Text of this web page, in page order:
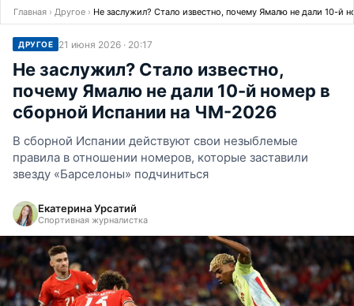
Главная › Другое › Не заслужил? Стало известно, почему Ямалю не дали 10-й
ДРУГОЕ 21 июня 2026 · 20:17
Не заслужил? Стало известно,
почему Ямалю не дали 10-й номер в
сборной Испании на ЧМ-2026
В сборной Испании действуют свои незыблемые
правила в отношении номеров, которые заставили
звезду «Барселоны» подчиниться
Екатерина Урсатий
Спортивная журналистка